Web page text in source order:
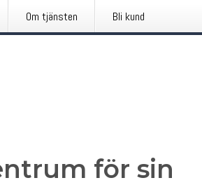
Om tjänsten Bli kund
för sin